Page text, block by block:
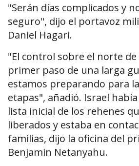
"Serán días complicados y
seguro", dijo el portavoz
Daniel Hagari.
"El control sobre el norte de
primer paso de una larga
estamos preparando para
etapas", añadió. Israel
lista inicial de los rehenes
liberados y estaba en
familias, dijo la oficina del
Benjamin Netanyahu.